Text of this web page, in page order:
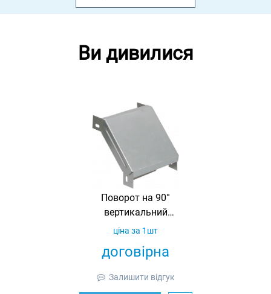
Ви дивилися
Поворот на 90°
вертикальний
зовнішній 50х50
(з)
договірна
ціна за 1шт
Залишити відгук